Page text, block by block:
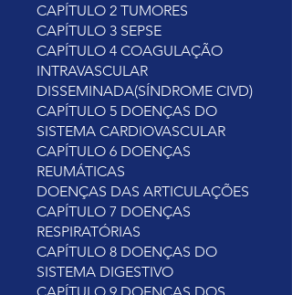
CAPÍTULO 2 TUMORES
CAPÍTULO 3 SEPSE
CAPÍTULO 4 COAGULAÇÃO
INTRAVASCULAR
DISSEMINADA(SÍNDROME CIVD)
CAPÍTULO 5 DOENÇAS DO
SISTEMA CARDIOVASCULAR
CAPÍTULO 6 DOENÇAS
REUMÁTICAS
DOENÇAS DAS ARTICULAÇÕES
CAPÍTULO 7 DOENÇAS
RESPIRATÓRIAS
CAPÍTULO 8 DOENÇAS DO
SISTEMA DIGESTIVO